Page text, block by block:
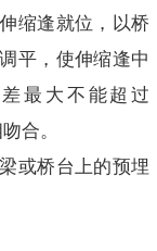
缩逢就位，以桥
平，使伸缩逢中
最大不能超过
合。
或桥台上的预埋